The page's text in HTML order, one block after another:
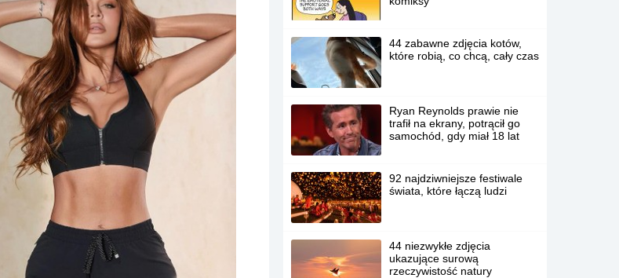
44 zabawne zdjęcia kotów,
które robią, co chcą, cały czas
Ryan Reynolds prawie nie
trafił na ekrany, potrącił go
samochód, gdy miał 18 lat
92 najdziwniejsze festiwale
świata, które łączą ludzi
44 niezwykłe zdjęcia
ukazujące surową
rzeczywistość natury